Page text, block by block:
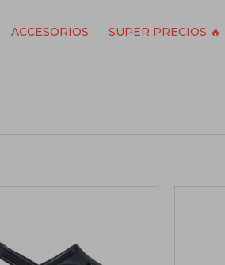
ACCESORIOS SUPER PRECIOS 🔥